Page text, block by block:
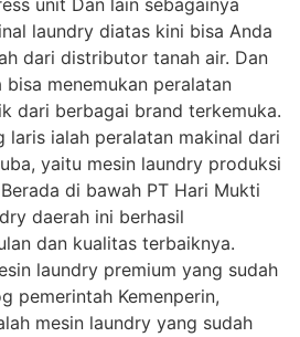
unit Dan lain sebagainya
laundry diatas kini bisa Anda
dari distributor tanah air. Dan
menemukan peralatan
dari berbagai brand terkemuka.
laris ialah peralatan makinal dari
yaitu mesin laundry produksi
di bawah PT Hari Mukti
daerah ini berhasil
dan kualitas terbaiknya.
laundry premium yang sudah
pemerintah Kemenperin,
mesin laundry yang sudah